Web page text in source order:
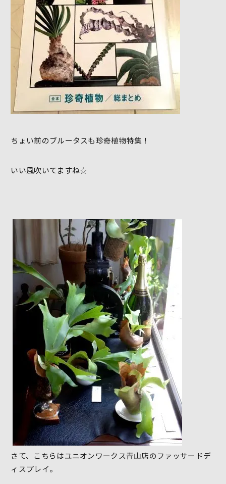
ちょい前のブルータスも珍奇植物特集！
いい風吹いてますね☆
さて、こちらはユニオンワークス青山店のファッサードデ
ィスプレイ。